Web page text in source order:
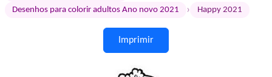
Desenhos para colorir adultos Ano novo 2021 › Happy 2021
Imprimir